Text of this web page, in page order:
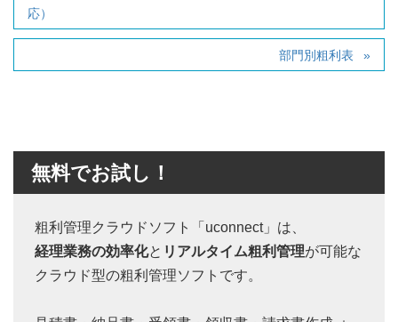
応）
部門別粗利表
無料でお試し！
粗利管理クラウドソフト「uconnect」は、
経理業務の効率化と リアルタイム粗利管理が可能な
クラウド型の粗利管理ソフトです。